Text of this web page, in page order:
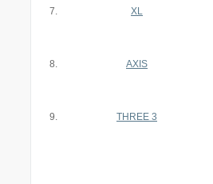
7. XL
8. AXIS
9. THREE 3